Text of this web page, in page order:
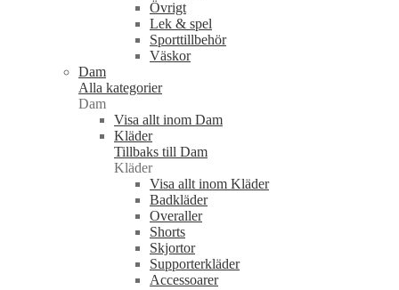
Övrigt
Lek & spel
Sporttillbehör
Väskor
Dam
Alla kategorier
Dam
Visa allt inom Dam
Kläder
Tillbaks till Dam
Kläder
Visa allt inom Kläder
Badkläder
Overaller
Shorts
Skjortor
Supporterkläder
Accessoarer